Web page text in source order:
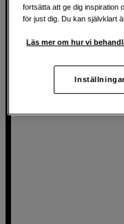
1 159 SEK
fortsätta att ge dig inspiration
för just dig. Du kan självklart
Läs mer om hur vi